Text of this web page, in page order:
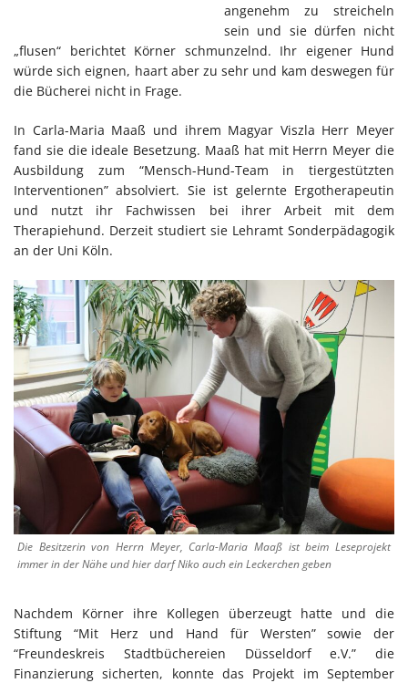
angenehm zu streicheln
sein und sie dürfen nicht
„flusen“ berichtet Körner schmunzelnd. Ihr eigener Hund
würde sich eignen, haart aber zu sehr und kam deswegen für
die Bücherei nicht in Frage.
In Carla-Maria Maaß und ihrem Magyar Viszla Herr Meyer
fand sie die ideale Besetzung. Maaß hat mit Herrn Meyer die
Ausbildung zum “Mensch-Hund-Team in tiergestützten
Interventionen” absolviert. Sie ist gelernte Ergotherapeutin
und nutzt ihr Fachwissen bei ihrer Arbeit mit dem
Therapiehund. Derzeit studiert sie Lehramt Sonderpädagogik
an der Uni Köln.
Die Besitzerin von Herrn Meyer, Carla-Maria Maaß ist beim Leseprojekt
immer in der Nähe und hier darf Niko auch ein Leckerchen geben
Nachdem Körner ihre Kollegen überzeugt hatte und die
Stiftung “Mit Herz und Hand für Wersten” sowie der
“Freundeskreis Stadtbüchereien Düsseldorf e.V.” die
Finanzierung sicherten, konnte das Projekt im September